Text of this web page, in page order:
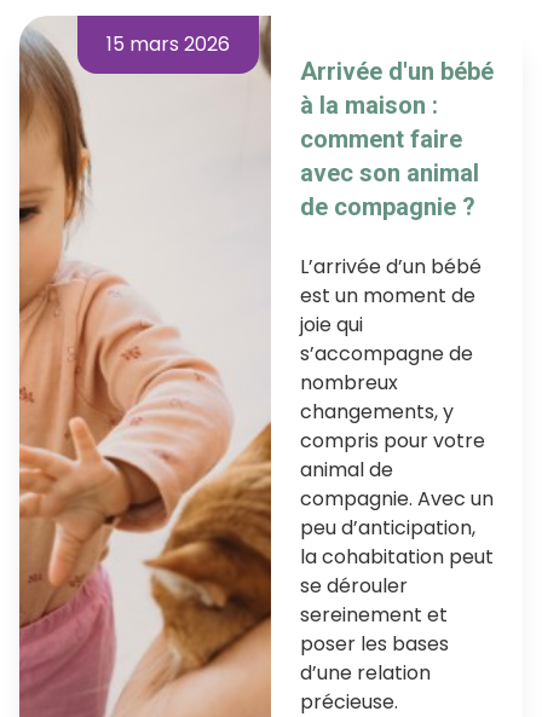
15 mars 2026
Arrivée d'un bébé
à la maison :
comment faire
avec son animal
de compagnie ?
L’arrivée d’un bébé
est un moment de
joie qui
s’accompagne de
nombreux
changements, y
compris pour votre
animal de
compagnie. Avec un
peu d’anticipation,
la cohabitation peut
se dérouler
sereinement et
poser les bases
d’une relation
précieuse.